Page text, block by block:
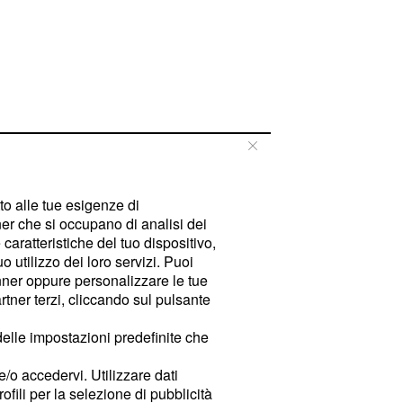
alle tue esigenze di
che si occupano di analisi dei
del tuo dispositivo,
utilizzo dei loro servizi. Puoi
oppure personalizzare le tue
terzi, cliccando sul pulsante
impostazioni predefinite che
o accedervi. Utilizzare dati
per la selezione di pubblicità